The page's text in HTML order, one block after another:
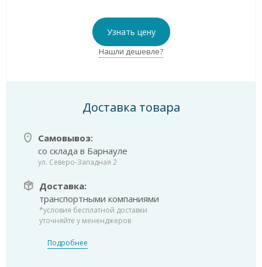
Узнать цену
Нашли дешевле?
Доставка товара
Самовывоз:
со склада в Барнауле
ул. Северо-Западная 2
Доставка:
транспортными компаниями
*условия бесплатной доставки
уточняйте у мененджеров
Подробнее